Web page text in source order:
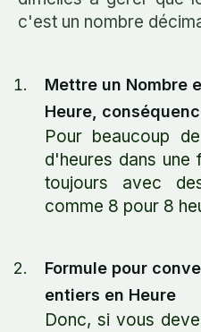
c'est un nombre
Mettre un Nombre
Heure,
Pour beaucoup
d'heures dans une
toujours avec
comme 8 pour 8
Formule pour
entiers en Heure
Donc, si vous